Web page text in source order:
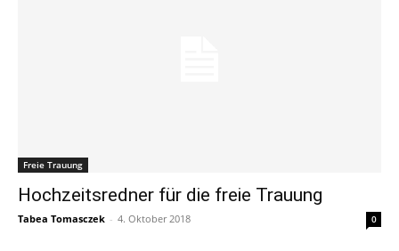
Freie Trauung
Hochzeitsredner für die freie Trauung
Tabea Tomasczek - 4. Oktober 2018 0